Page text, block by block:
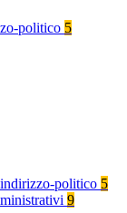
politico 5
politico 5
9